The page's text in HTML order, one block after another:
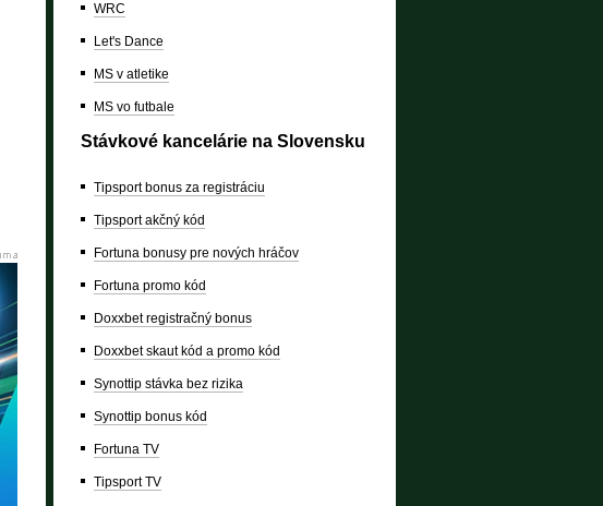
WRC
Let's Dance
MS v atletike
MS vo futbale
Stávkové kancelárie na Slovensku
Tipsport bonus za registráciu
Tipsport akčný kód
Fortuna bonusy pre nových hráčov
Fortuna promo kód
Doxxbet registračný bonus
Doxxbet skaut kód a promo kód
Synottip stávka bez rizika
Synottip bonus kód
Fortuna TV
Tipsport TV